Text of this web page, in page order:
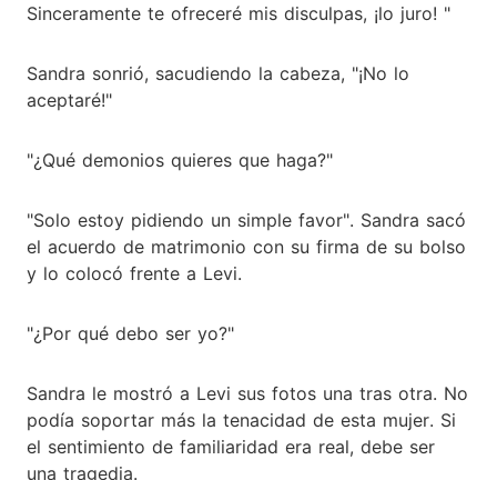
Sinceramente te ofreceré mis disculpas, ¡lo juro! "
Sandra sonrió, sacudiendo la cabeza, "¡No lo
aceptaré!"
"¿Qué demonios quieres que haga?"
"Solo estoy pidiendo un simple favor". Sandra sacó
el acuerdo de matrimonio con su firma de su bolso
y lo colocó frente a Levi.
"¿Por qué debo ser yo?"
Sandra le mostró a Levi sus fotos una tras otra. No
podía soportar más la tenacidad de esta mujer. Si
el sentimiento de familiaridad era real, debe ser
una tragedia.